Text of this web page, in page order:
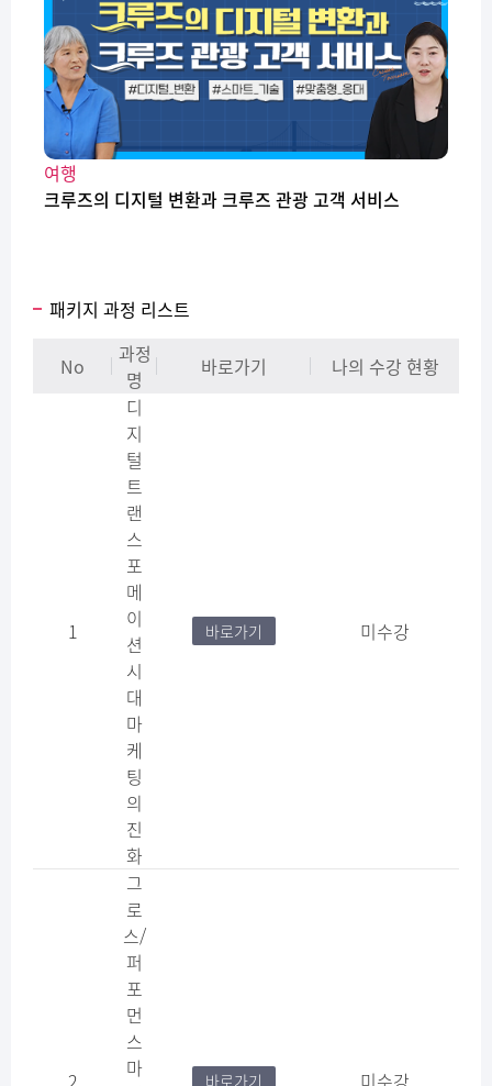
여행
크루즈의 디지털 변환과 크루즈 관광 고객 서비스
패키지 과정 리스트
No
과정
명
바로가기 나의 수강 현황
1
디
지
털
트
랜
스
포
메
이
션
시
대
마
케
팅
의
진
화
바로가기 미수강
그
로
스/
퍼
포
먼
스
마
바로가기